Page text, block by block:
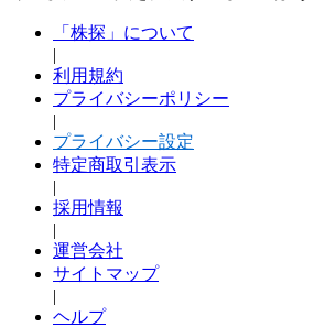
「株探」について
|
利用規約
プライバシーポリシー
|
プライバシー設定
特定商取引表示
|
採用情報
|
運営会社
サイトマップ
|
ヘルプ